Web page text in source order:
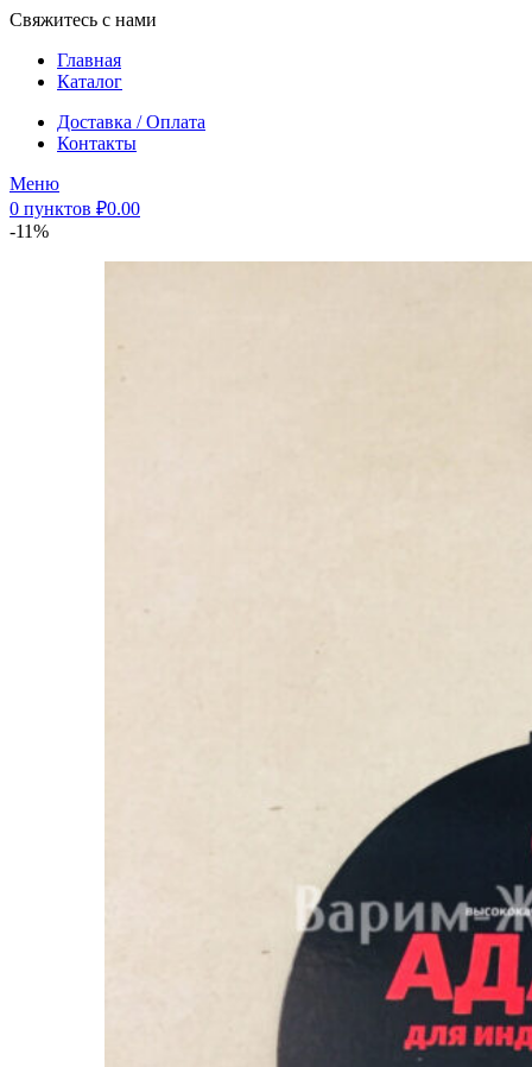
Свяжитесь с нами
Главная
Каталог
Доставка / Оплата
Контакты
Меню
0 пунктов ₽0.00
-11%